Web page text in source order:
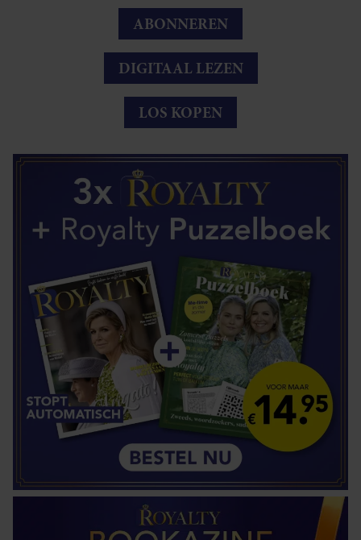
ABONNEREN
DIGITAAL LEZEN
LOS KOPEN